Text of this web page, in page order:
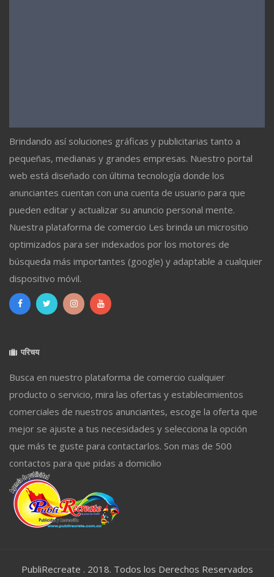
Brindando así soluciones gráficas y publicitarias tanto a
pequeñas, medianas y grandes empresas. Nuestro portal
web está diseñado con última tecnología donde los
anunciantes cuentan con una cuenta de usuario para que
pueden editar y actualizar su anuncio personal mente.
Nuestra plataforma de comercio Les brinda un micrositio
optimizados para ser indexados por los motores de
búsqueda más importantes (google) y adaptable a cualquier
dispositivo móvil.
परिचय
Busca en nuestro plataforma de comercio cualquier
producto o servicio, mira las ofertas y establecimientos
comerciales de nuestros anunciantes, escoge la oferta que
mejor se ajuste a tus necesidades y selecciona la opción
que más te guste para contactarlos. Son mas de 500
contactos para que pidas a domicilio
PubliRecreate . 2018. Todos los Derechos Reservados